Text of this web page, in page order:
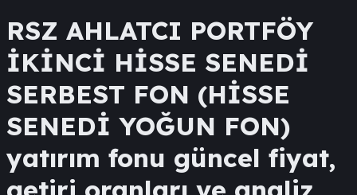
RSZ AHLATCI PORTFÖY
İKİNCİ HİSSE SENEDİ
SERBEST FON (HİSSE
SENEDİ YOĞUN FON)
yatırım fonu güncel fiyat,